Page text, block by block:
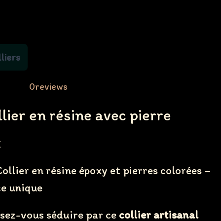
0reviews
en résine avec pierre
en résine époxy et pierres colorées –
unique
vous séduire par ce collier artisanal